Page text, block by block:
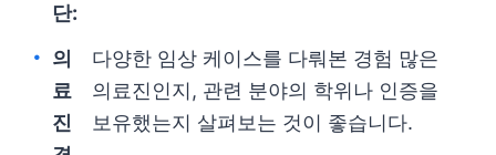
단:
의
료
진
다양한 임상 케이스를 다뤄본 경험 많은
의료진인지, 관련 분야의 학위나 인증을
보유했는지 살펴보는 것이 좋습니다.